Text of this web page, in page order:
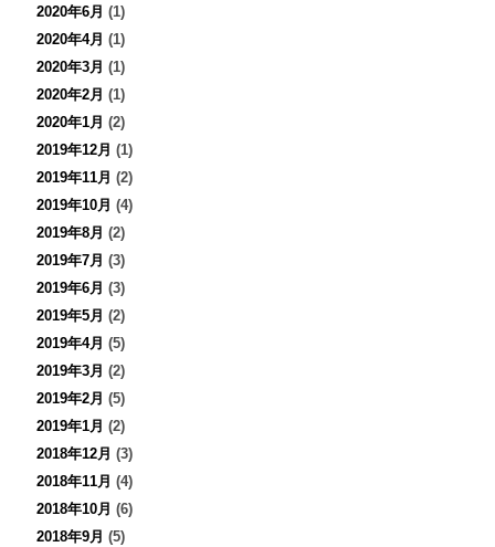
2020年6月 (1)
2020年4月 (1)
2020年3月 (1)
2020年2月 (1)
2020年1月 (2)
2019年12月 (1)
2019年11月 (2)
2019年10月 (4)
2019年8月 (2)
2019年7月 (3)
2019年6月 (3)
2019年5月 (2)
2019年4月 (5)
2019年3月 (2)
2019年2月 (5)
2019年1月 (2)
2018年12月 (3)
2018年11月 (4)
2018年10月 (6)
2018年9月 (5)